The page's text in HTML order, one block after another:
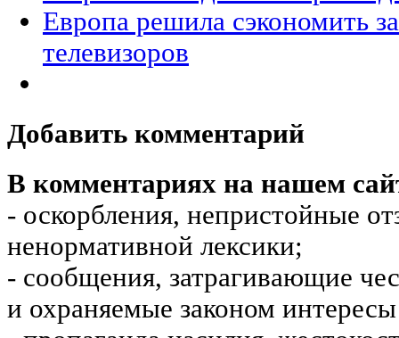
Европа решила сэкономить
телевизоров
Добавить комментарий
В комментариях на нашем
- оскорбления, непристойные
ненормативной лексики;
- сообщения, затрагивающие
и охраняемые законом